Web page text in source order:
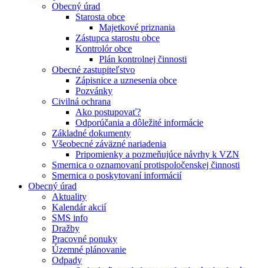
Obecný úrad
Starosta obce
Majetkové priznania
Zástupca starostu obce
Kontrolór obce
Plán kontrolnej činnosti
Obecné zastupiteľstvo
Zápisnice a uznesenia obce
Pozvánky
Civilná ochrana
Ako postupovať?
Odporúčania a dôležité informácie
Základné dokumenty
Všeobecné záväzné nariadenia
Pripomienky a pozmeňujúce návrhy k VZN
Smernica o oznamovaní protispoločenskej činnosti
Smernica o poskytovaní informácií
Obecný úrad
Aktuality
Kalendár akcií
SMS info
Dražby
Pracovné ponuky
Územné plánovanie
Odpady